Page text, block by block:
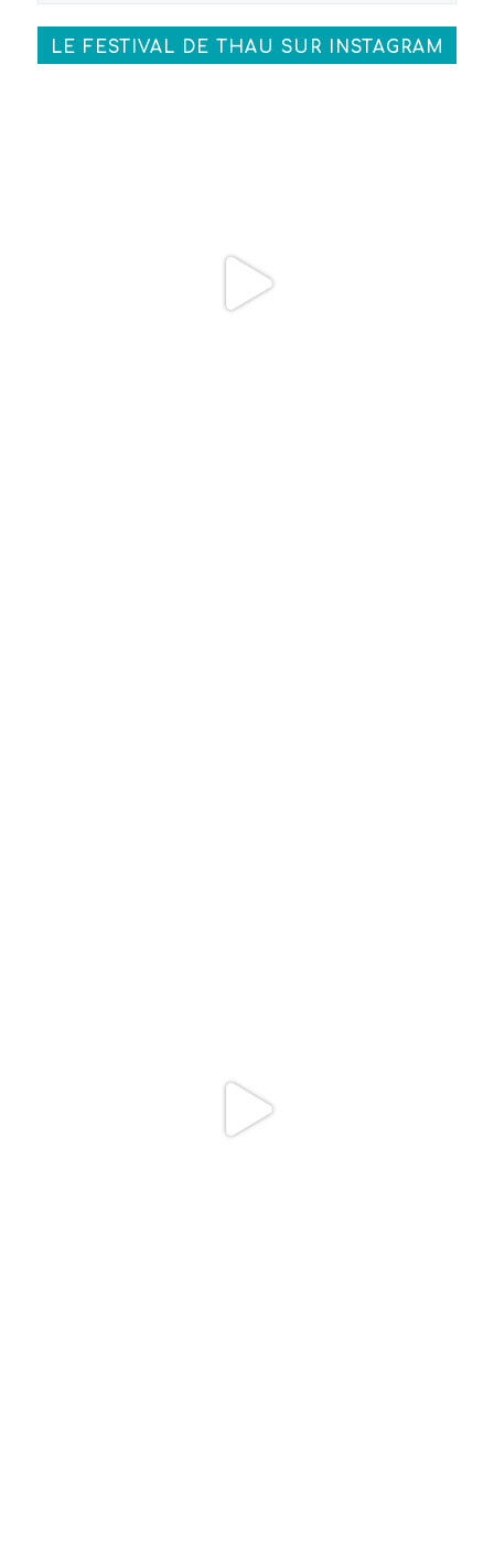
LE FESTIVAL DE THAU SUR INSTAGRAM